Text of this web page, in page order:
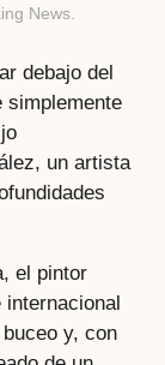
News.
debajo del
simplemente
un artista
el pintor
y, con